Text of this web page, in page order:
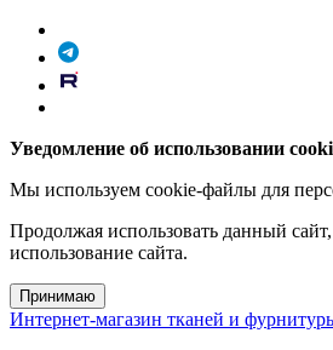
Уведомление об использовании
Мы используем cookie-файлы для
Продолжая использовать данный
использование сайта.
Принимаю
Интернет-магазин тканей и